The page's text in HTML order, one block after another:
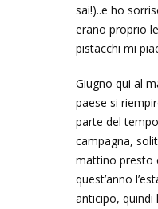
sai!)..e ho
erano proprio
pistacchi mi
Giugno qui al
paese si
parte del
campagna,
mattino presto
quest’anno
anticipo, quindi